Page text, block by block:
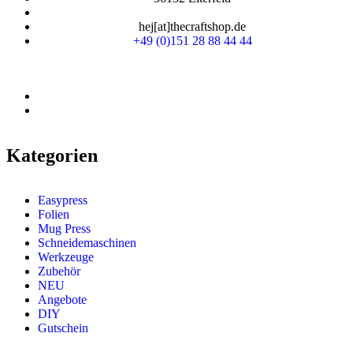
hej[at]thecraftshop.de
+49 (0)151 28 88 44 44
Kategorien
Easypress
Folien
Mug Press
Schneidemaschinen
Werkzeuge
Zubehör
NEU
Angebote
DIY
Gutschein